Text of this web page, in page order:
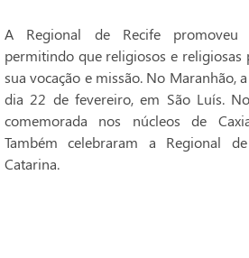
A Regional de Recife
permitindo que religiosos e religiosas
sua vocação e missão. No Maranhão,
dia 22 de fevereiro, em São Luís.
comemorada nos núcleos de
Também celebraram a Regional
Catarina.